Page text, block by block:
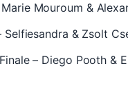
Mouroum &
Selfiesandra & Zsolt
– Diego Pooth &